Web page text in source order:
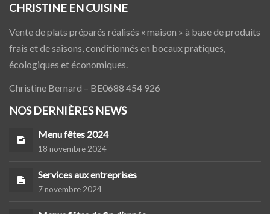
CHRISTINE EN CUISINE
Vente de plats préparés réalisés « maison » à base de produits
frais et de saisons, conditionnés en bocaux pratiques,
écologiques et économiques.
Christine Bernard – BE0688 454 926
NOS DERNIÈRES NEWS
Menu fêtes 2024
18 novembre 2024
Services aux entreprises
7 novembre 2024